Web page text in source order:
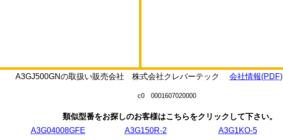
A3GJ500GNの取扱い販売会社 株式会社クレバーテック 会社情報(PDF)
c0 0001607020000
類似型番をお探しのお客様はこちらをクリックして下さい。
A3G04008GFE A3G150R-2 A3G1KO-5